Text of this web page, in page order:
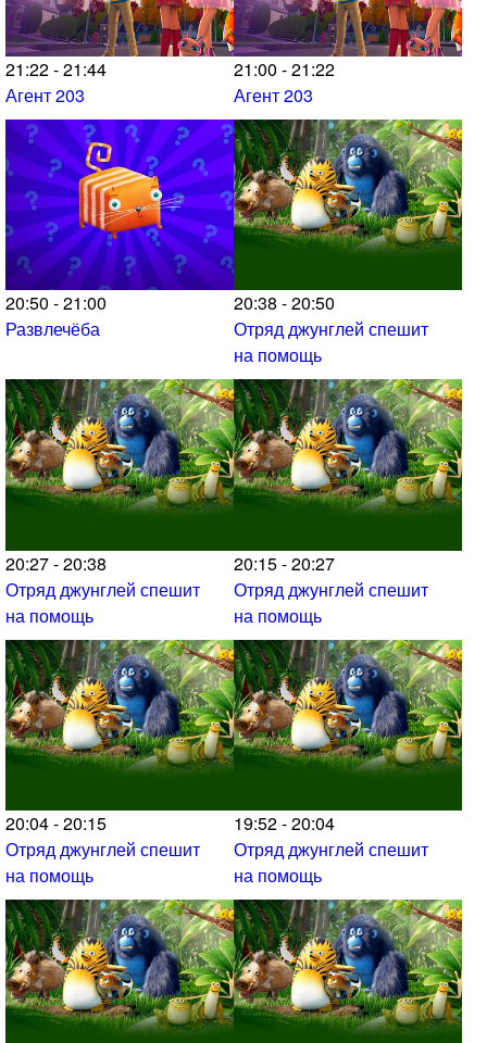
21:22 - 21:44
Агент 203
21:00 - 21:22
Агент 203
20:50 - 21:00
Развлечёба
20:38 - 20:50
Отряд джунглей спешит
на помощь
20:27 - 20:38
Отряд джунглей спешит
на помощь
20:15 - 20:27
Отряд джунглей спешит
на помощь
20:04 - 20:15
Отряд джунглей спешит
на помощь
19:52 - 20:04
Отряд джунглей спешит
на помощь